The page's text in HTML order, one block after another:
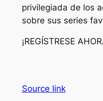
privilegiada de los
sobre sus series
¡REGÍSTRESE
Source link